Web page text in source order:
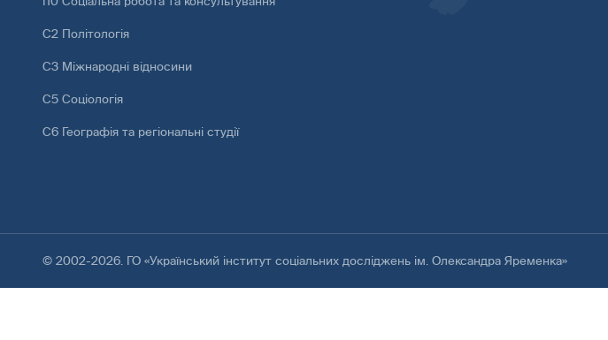
С2 Політологія
С3 Міжнародні відносини
С5 Соціологія
С6 Географія та регіональні студії
© 2002-2026. ГО «Український інститут соціальних досліджень ім. Олександра Яременка»